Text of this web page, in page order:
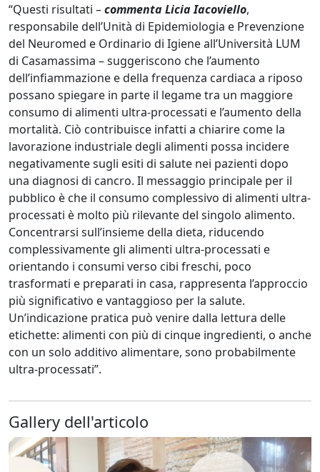
“Questi risultati –commenta Licia Iacoviello,
responsabile dell’Unità di Epidemiologia e Prevenzione
del Neuromed e Ordinario di Igiene all’Università LUM
di Casamassima – suggeriscono che l’aumento
dell’infiammazione e della frequenza cardiaca a riposo
possano spiegare in parte il legame tra un maggiore
consumo di alimenti ultra-processati e l’aumento della
mortalità. Ciò contribuisce infatti a chiarire come la
lavorazione industriale degli alimenti possa incidere
negativamente sugli esiti di salute nei pazienti dopo
una diagnosi di cancro. Il messaggio principale per il
pubblico è che il consumo complessivo di alimenti ultra-
processati è molto più rilevante del singolo alimento.
Concentrarsi sull’insieme della dieta, riducendo
complessivamente gli alimenti ultra-processati e
orientando i consumi verso cibi freschi, poco
trasformati e preparati in casa, rappresenta l’approccio
più significativo e vantaggioso per la salute.
Un’indicazione pratica può venire dalla lettura delle
etichette: alimenti con più di cinque ingredienti, o anche
con un solo additivo alimentare, sono probabilmente
ultra-processati”.
Gallery dell'articolo